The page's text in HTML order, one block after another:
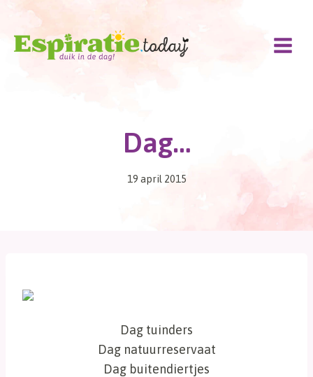
Doorgaan
inhoud
Dag…
19 april 2015
Dag tuinders
Dag natuurreservaat
Dag buitendiertjes